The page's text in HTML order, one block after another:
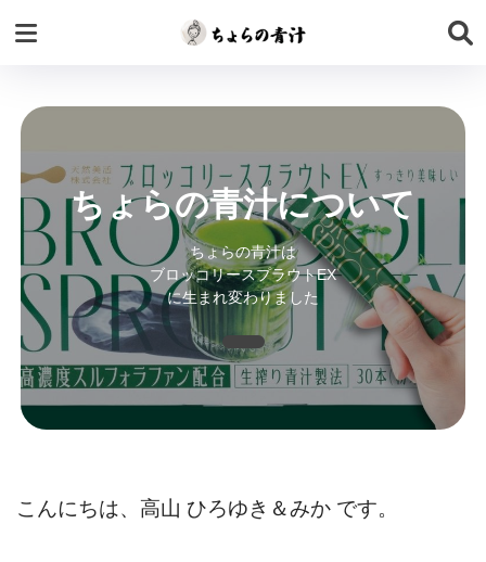
ちょらの青汁について
ちょらの青汁は
ブロッコリースプラウトEX
に生まれ変わりました
こんにちは、高山 ひろゆき＆みか です。